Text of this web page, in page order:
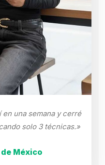
una semana y cerré
solo 3 técnicas.»
México